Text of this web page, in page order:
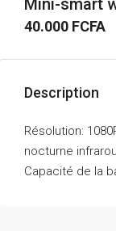
Mini-smart
40.000 FCFA
Description
Résolution:
nocturne
Capacité de la